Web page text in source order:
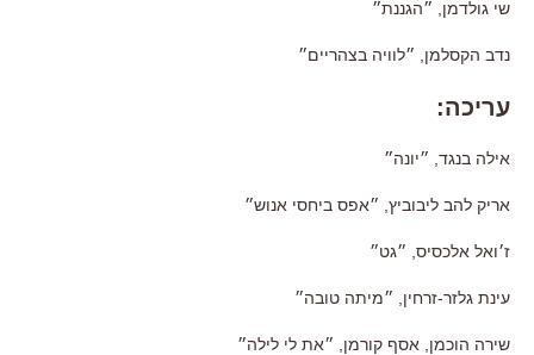
שי גולדמן, ״הגננת״
נדב הקסלמן, ״לוויה בצהריים״
עריכה:
אילה בנגד, ״יונה״
אריק להב ליבוביץ, ״אפס ביחסי אנוש״
ז׳ואל אלכסיס, ״גט״
עינת גלזר-זרחין, ״מיתה טובה״
שירה הוכמן, אסף קורמן, ״את לי לילה״